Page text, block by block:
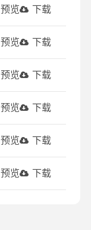
预览 下载
预览 下载
预览 下载
预览 下载
预览 下载
预览 下载